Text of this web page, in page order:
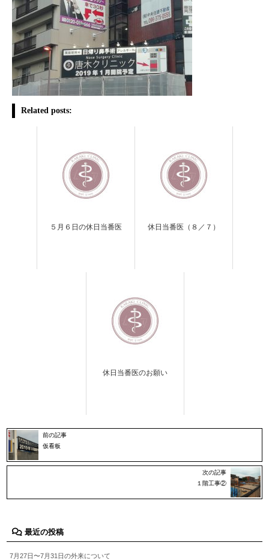
Related posts:
５月６日の休日当番医 休日当番医（８／７）
休日当番医のお願い
前の記事
仮看板
次の記事
１階工事②
最近の投稿
7月27日〜7月31日の外来について